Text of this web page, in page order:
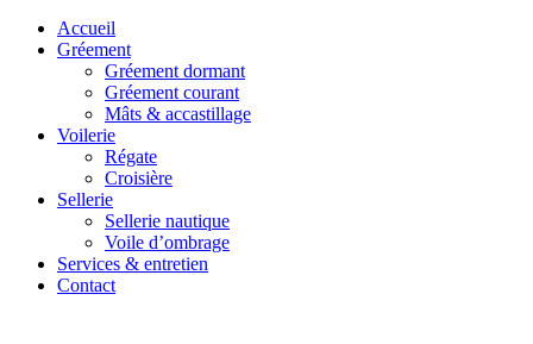
Accueil
Gréement
Gréement dormant
Gréement courant
Mâts & accastillage
Voilerie
Régate
Croisière
Sellerie
Sellerie nautique
Voile d’ombrage
Services & entretien
Contact